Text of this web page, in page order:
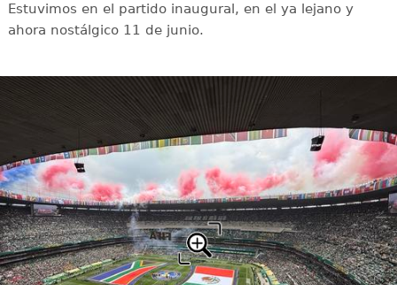
Estuvimos en el partido inaugural, en el ya lejano y
ahora nostálgico 11 de junio.